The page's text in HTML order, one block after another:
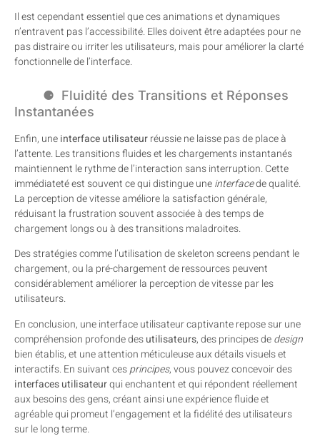
Il est cependant essentiel que ces animations et dynamiques
n’entravent pas l’accessibilité. Elles doivent être adaptées pour ne
pas distraire ou irriter les utilisateurs, mais pour améliorer la clarté
fonctionnelle de l’interface.
Fluidité des Transitions et Réponses
Instantanées
Enfin, uneinterface utilisateurréussie ne laisse pas de place à
l’attente. Les transitions fluides et les chargements instantanés
maintiennent le rythme de l’interaction sans interruption. Cette
immédiateté est souvent ce qui distingue uneinterfacede qualité.
La perception de vitesse améliore la satisfaction générale,
réduisant la frustration souvent associée à des temps de
chargement longs ou à des transitions maladroites.
Des stratégies comme l’utilisation de skeleton screens pendant le
chargement, ou la pré-chargement de ressources peuvent
considérablement améliorer la perception de vitesse par les
utilisateurs.
En conclusion, une interface utilisateur captivante repose sur une
compréhension profonde desutilisateurs, des principes dedesign
bien établis, et une attention méticuleuse aux détails visuels et
interactifs. En suivant cesprincipes, vous pouvez concevoir des
interfaces utilisateurqui enchantent et qui répondent réellement
aux besoins des gens, créant ainsi une expérience fluide et
agréable qui promeut l’engagement et la fidélité des utilisateurs
sur le long terme.